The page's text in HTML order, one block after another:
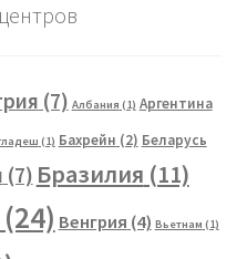
(7) Албания (1) Аргентина
(1) Бахрейн (2) Беларусь
(7) Бразилия (11)
(24) Венгрия (4) Вьетнам (1)